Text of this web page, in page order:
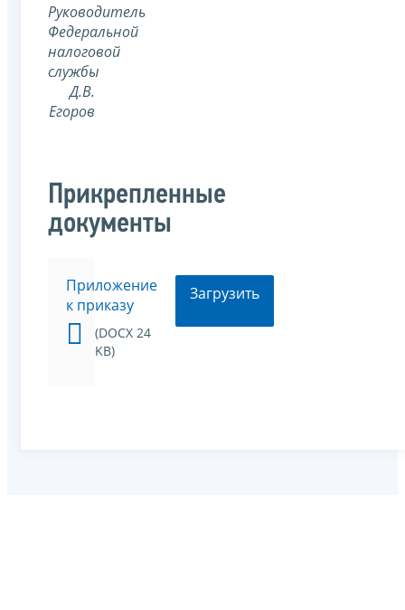
Руководитель
Федеральной
налоговой
службы
Д.В.
Егоров
Прикрепленные
документы
Приложение
к приказу
(DOCX 24
KB)
Загрузить